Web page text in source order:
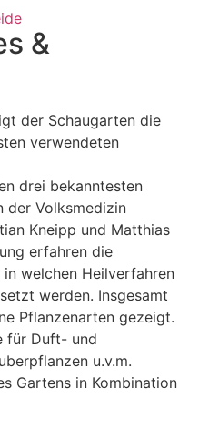
&
der Schaugarten die
verwendeten
drei bekanntesten
der Volks­me­di­zin
Kneipp und Matthias
erfahren die
in welchen Heilverfahren
werden. Insgesamt
Pflanzenarten gezeigt.
für Duft- und
u.v.m.
Gartens in Kombination